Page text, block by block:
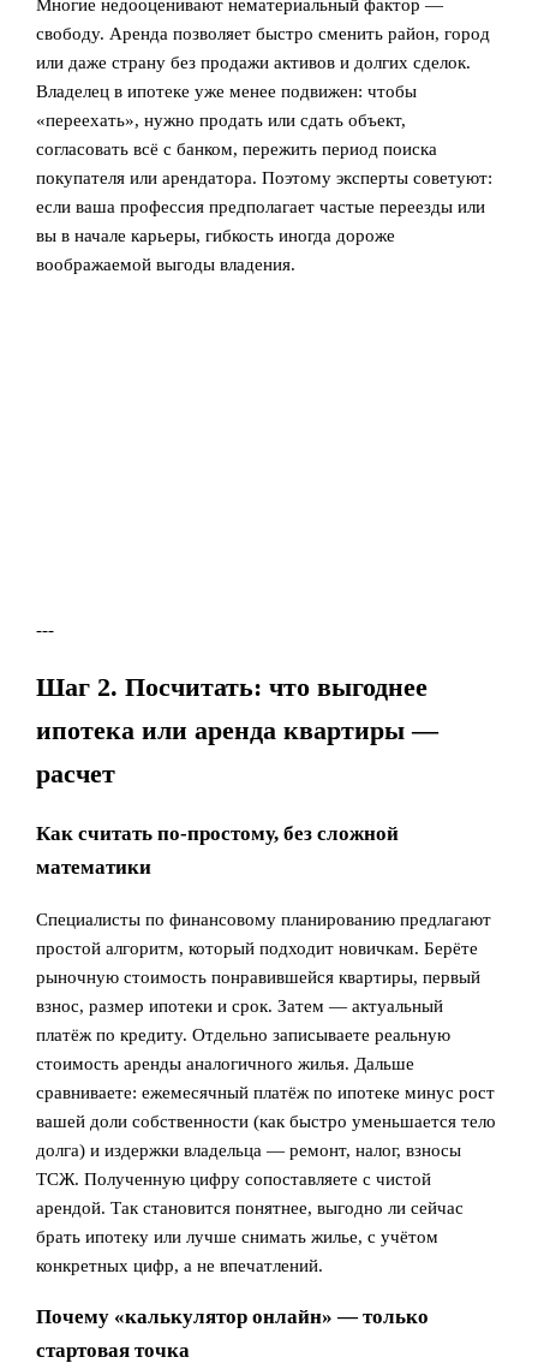
Многие недооценивают нематериальный фактор —
свободу. Аренда позволяет быстро сменить район, город
или даже страну без продажи активов и долгих сделок.
Владелец в ипотеке уже менее подвижен: чтобы
«переехать», нужно продать или сдать объект,
согласовать всё с банком, пережить период поиска
покупателя или арендатора. Поэтому эксперты советуют:
если ваша профессия предполагает частые переезды или
вы в начале карьеры, гибкость иногда дороже
воображаемой выгоды владения.
---
Шаг 2. Посчитать: что выгоднее
ипотека или аренда квартиры —
расчет
Как считать по‑простому, без сложной
математики
Специалисты по финансовому планированию предлагают
простой алгоритм, который подходит новичкам. Берёте
рыночную стоимость понравившейся квартиры, первый
взнос, размер ипотеки и срок. Затем — актуальный
платёж по кредиту. Отдельно записываете реальную
стоимость аренды аналогичного жилья. Дальше
сравниваете: ежемесячный платёж по ипотеке минус рост
вашей доли собственности (как быстро уменьшается тело
долга) и издержки владельца — ремонт, налог, взносы
ТСЖ. Полученную цифру сопоставляете с чистой
арендой. Так становится понятнее, выгодно ли сейчас
брать ипотеку или лучше снимать жилье, с учётом
конкретных цифр, а не впечатлений.
Почему «калькулятор онлайн» — только
стартовая точка